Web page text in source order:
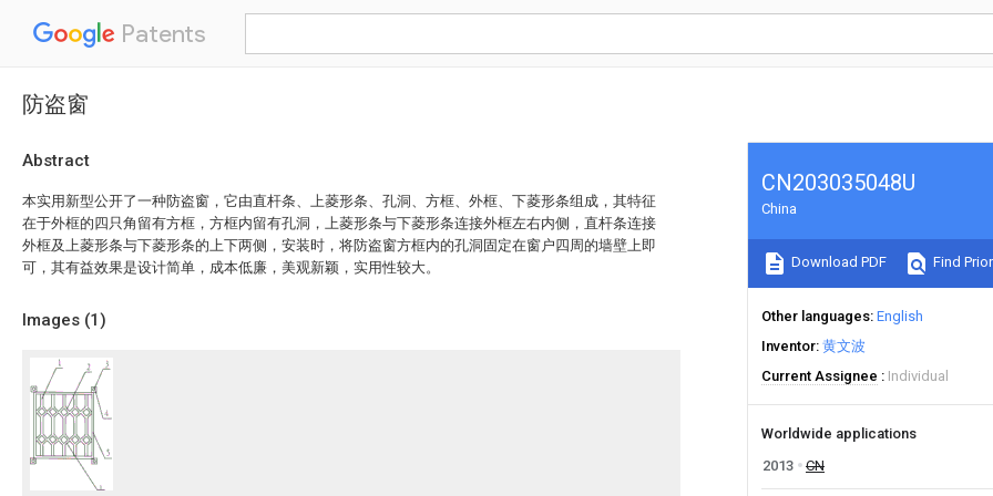
Patents
防盗窗
Abstract
本实用新型公开了一种防盗窗，它由直杆条、上菱形条、孔洞、方框、外框、下菱形条组成，其特征
在于外框的四只角留有方框，方框内留有孔洞，上菱形条与下菱形条连接外框左右内侧，直杆条连接
外框及上菱形条与下菱形条的上下两侧，安装时，将防盗窗方框内的孔洞固定在窗户四周的墙壁上即
可，其有益效果是设计简单，成本低廉，美观新颖，实用性较大。
Images (1)
CN203035048U
China
Download PDF Find
Other languages English
Inventor 黄文波
Current Assignee
Individual
Worldwide applications
2013
CN